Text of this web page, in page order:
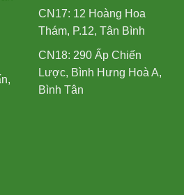
CN17: 12 Hoàng Hoa
Thám, P.12, Tân Bình
CN18: 290 Ấp Chiến
Lược, Bình Hưng Hoà A,
Bình Tân